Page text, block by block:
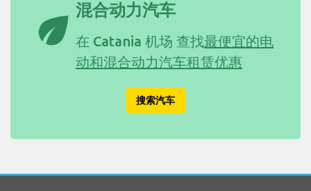
eco 混合动力汽车
在 Catania 机场 查找最便宜的电
动和混合动力汽车租赁优惠
搜索汽车